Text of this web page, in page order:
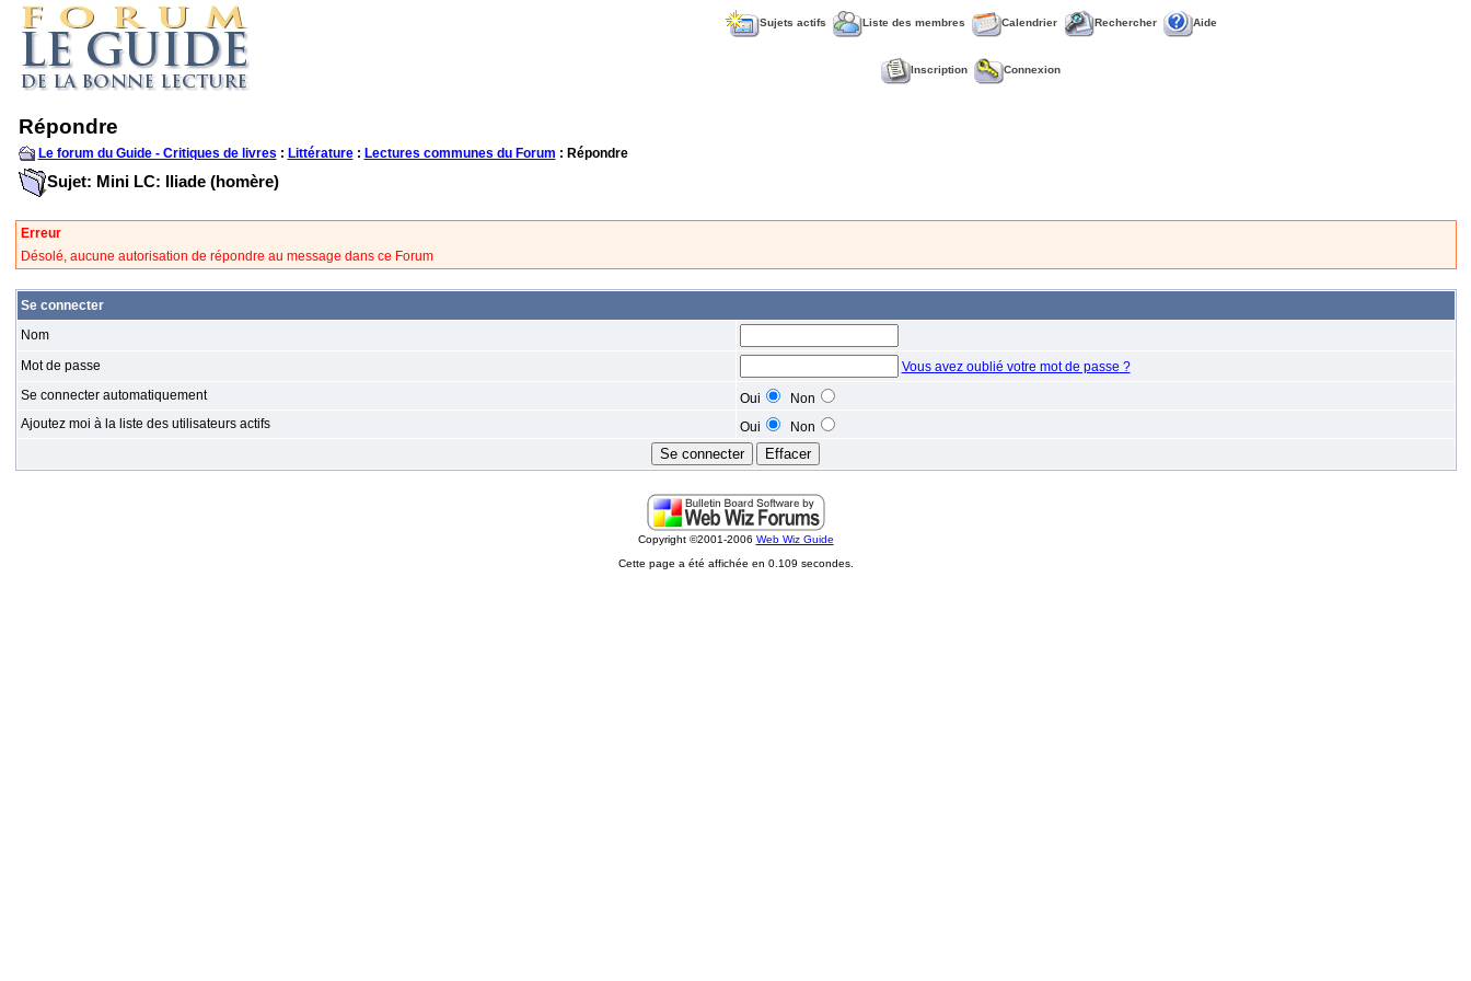
Sujets actifs Liste des membres Calendrier Rechercher Aide
Inscription Connexion
Répondre
Le forum du Guide - Critiques de livres : Littérature: Lectures communes du Forum : Répondre
Sujet: Mini LC: Iliade (homère)
Erreur
Désolé, aucune autorisation de répondre au message dans ce Forum
Se connecter
Nom
Mot de passe
Vous avez oublié votre mot de passe ?
Se connecter automatiquement
Oui
Non
Ajoutez moi à la liste des utilisateurs actifs
Oui Non
Copyright ©2001-2006 Web Wiz Guide
Cette page a été affichée en 0.109 secondes.